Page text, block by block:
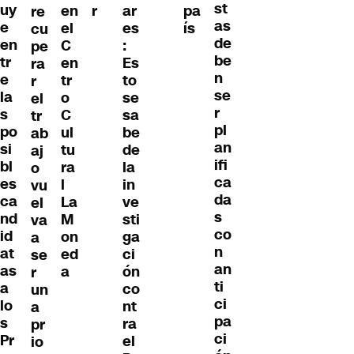
uy
e
en
tr
e
la
s
po
si
bl
es
ca
nd
id
at
as
a
lo
s
Pr
re
cu
pe
ra
r
el
tr
ab
aj
o
vu
el
va
a
se
r
un
a
pr
io
en
el
C
en
tr
o
C
ul
tu
ra
l
La
M
on
ed
a
r
ar
es
:
Es
to
se
sa
be
de
la
in
ve
sti
ga
ci
ón
co
nt
ra
el
pa
ís
st
as
de
be
n
se
r
pl
an
ifi
ca
da
s
co
n
an
ti
ci
pa
ci